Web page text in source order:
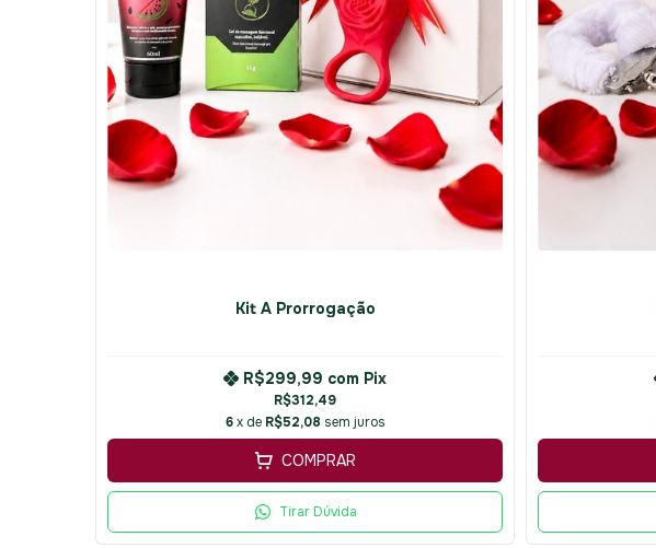
Kit A Prorrogação
R$312,49
R$299,99 com Pix
6 x de R$52,08 sem juros
COMPRAR
Tirar Dúvida